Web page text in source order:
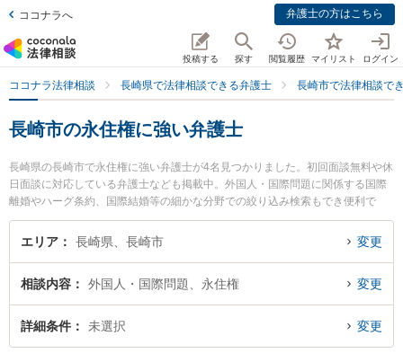
ココナラへ 弁護士の方はこちら
投稿する 探す 閲覧履歴 マイリスト ログイン
ココナラ法律相談 長崎県で法律相談できる弁護士 長崎市で法律相談で
長崎市の永住権に強い弁護士
長崎県の長崎市で永住権に強い弁護士が4名見つかりました。初回面談無料や休
日面談に対応している弁護士なども掲載中。外国人・国際問題に関係する国際
離婚やハーグ条約、国際結婚等の細かな分野での絞り込み検索もでき便利で
す。特に弁護士法人山本・坪井綜合法律事務所 長崎オフィスの寺町 直人弁護士
やさた法律事務所の佐田 英二弁護士、青野・平山法律事務所の平山 愛弁護士の
権のトラブル解決の実績豊富な近くの弁護士を検索したい』『初回相談無料で
永住権を法律相談できる長崎市内の弁護士に相談予約したい』などでお困りの
相談者さんにおすすめです。
エリア 長崎県、長崎市 変更
相談内容 外国人・国際問題、永住権 変更
詳細条件 未選択 変更